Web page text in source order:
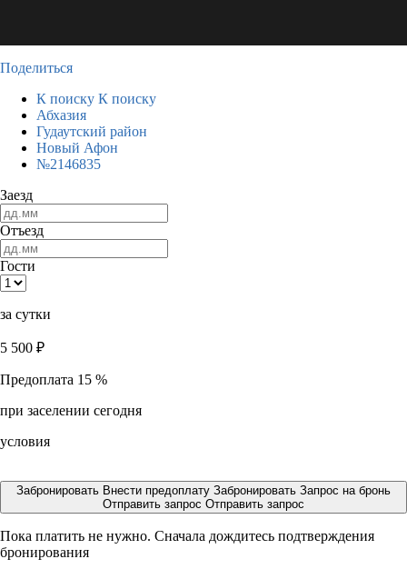
Поделиться
К поиску К поиску
Абхазия
Гудаутский район
Новый Афон
№2146835
Заезд
Отъезд
Гости
за сутки
5 500 ₽
Предоплата 15 %
при заселении сегодня
условия
Забронировать Внести предоплату Забронировать Запрос на бронь
Отправить запрос Отправить запрос
Пока платить не нужно. Сначала дождитесь подтверждения
бронирования